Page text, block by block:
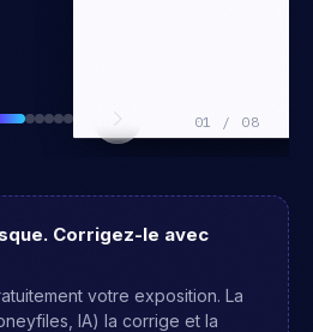
Corrigez-le avec
votre exposition. La
IA) la corrige et la